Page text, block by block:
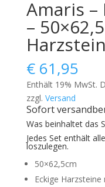
Amaris –
–
€61,95
Enthält 19% MwSt.
zzgl. Versand
Sofort
Was beinhaltet das
Jedes Set enthält
loszulegen.
50×62,5cm
Eckige